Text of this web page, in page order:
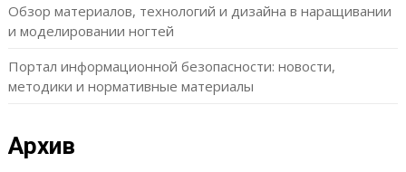
Обзор материалов, технологий и дизайна в наращивании
и моделировании ногтей
Портал информационной безопасности: новости,
методики и нормативные материалы
Архив